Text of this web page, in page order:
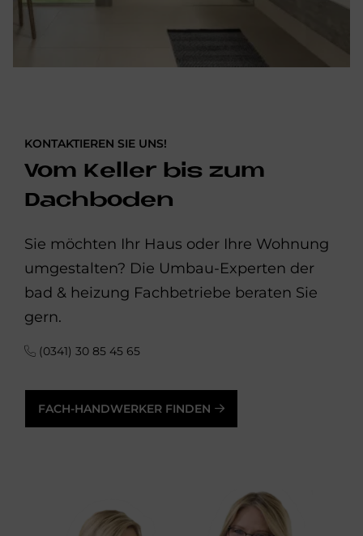
KONTAKTIEREN SIE UNS!
Vom Keller bis zum
Dachboden
Sie möchten Ihr Haus oder Ihre Wohnung
umgestalten? Die Umbau-Experten der
bad & heizung Fachbetriebe beraten Sie
gern.
(0341) 30 85 45 65
FACH-HANDWERKER FINDEN